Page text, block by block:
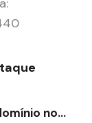
no…